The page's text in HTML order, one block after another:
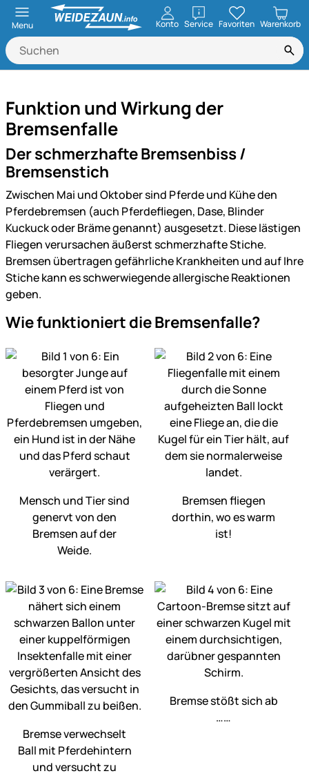
Menu Konto ServiceöffnenFavoriten Warenkorb
Funktion und Wirkung der
Bremsenfalle
Der schmerzhafte Bremsenbiss /
Bremsenstich
Zwischen Mai und Oktober sind Pferde und Kühe den
Pferdebremsen (auch Pferdefliegen, Dase, Blinder
Kuckuck oder Bräme genannt) ausgesetzt. Diese lästigen
Fliegen verursachen äußerst schmerzhafte Stiche.
Bremsen übertragen gefährliche Krankheiten und auf Ihre
Stiche kann es schwerwiegende allergische Reaktionen
geben.
Wie funktioniert die Bremsenfalle?
Mensch und Tier sind
genervt von den
Bremsen auf der
Weide.
Bremsen fliegen
dorthin, wo es warm
ist!
Bremse verwechselt
Ball mit Pferdehintern
und versucht zu
Bremse stößt sich ab
……